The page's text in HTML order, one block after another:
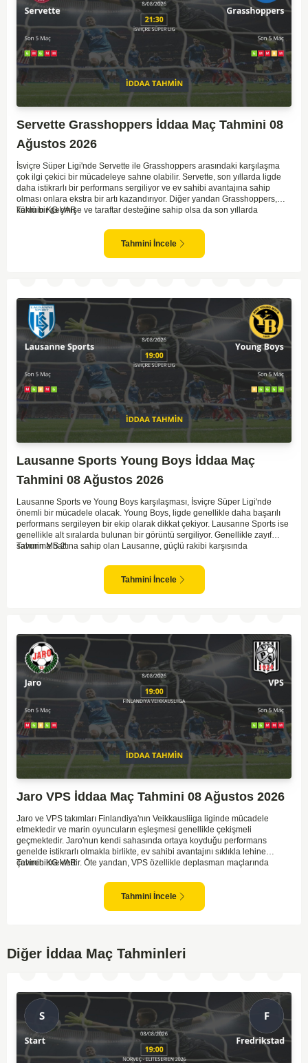
Servette Grasshoppers İddaa Maç Tahmini 08
Ağustos 2026
İsviçre Süper Ligi'nde Servette ile Grasshoppers arasındaki karşılaşma
çok ilgi çekici bir mücadeleye sahne olabilir. Servette, son yıllarda ligde
daha istikrarlı bir performans sergiliyor ve ev sahibi avantajına sahip
olması onlara ekstra bir artı kazandırıyor. Diğer yandan Grasshoppers,
köklü bir geçmişe ve taraftar desteğine sahip olsa da son yıllarda
genellikle maçlarda gol yollarında etkili olurken, Grasshoppers savunma
anlamında zaman zaman sorunlar yaşayabiliyor. Bu durumda,
karşılaşmanın gollü geçmesi muhtemel gözüküyor. İki takımın oyun tarzını
Tahmin KG VAR
Tahmini İncele
Lausanne Sports Young Boys İddaa Maç
Tahmini 08 Ağustos 2026
Lausanne Sports ve Young Boys karşılaşması, İsviçre Süper Ligi'nde
önemli bir mücadele olacak. Young Boys, ligde genellikle daha başarılı
performans sergileyen bir ekip olarak dikkat çekiyor. Lausanne Sports ise
genellikle alt sıralarda bulunan bir görüntü sergiliyor. Genellikle zayıf
savunma hattına sahip olan Lausanne, güçlü rakibi karşısında
Maçın sonucunda Young Boys'un galip gelme olasılığı yüksek görünüyor.
Tahmin MS 2
Tahmini İncele
Jaro VPS İddaa Maç Tahmini 08 Ağustos 2026
Jaro ve VPS takımları Finlandiya'nın Veikkausliiga liginde mücadele
etmektedir ve marin oyuncuların eşleşmesi genellikle çekişmeli
geçmektedir. Jaro'nun kendi sahasında ortaya koyduğu performans
genelde istikrarlı olmakla birlikte, ev sahibi avantajını sıklıkla lehine
çevirebilmektedir. Öte yandan, VPS özellikle deplasman maçlarında
anlar yakalayabilmektedir. İki takım arasındaki tarihsel rekabet dikkate
alındığında, maçın dengede geçmesi olasıdır ve her iki tarafın da gol
şansı bulunmaktadır. Özellikle Jaro'nun savunma zaafları ve VPS'nin hızlı
Tahmin KG VAR
Tahmini İncele
Diğer İddaa Maç Tahminleri